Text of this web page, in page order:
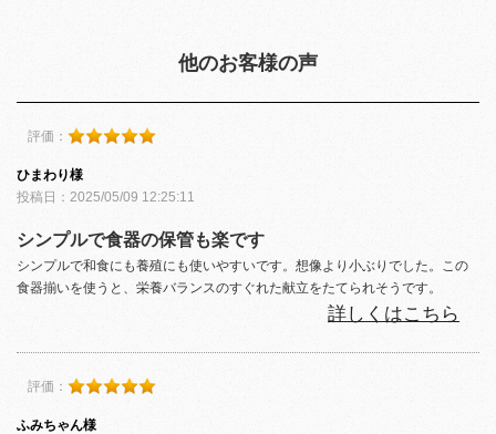
他のお客様の声
評価：
ひまわり様
投稿日：2025/05/09 12:25:11
シンプルで食器の保管も楽です
シンプルで和食にも養殖にも使いやすいです。想像より小ぶりでした。この
食器揃いを使うと、栄養バランスのすぐれた献立をたてられそうです。
詳しくはこちら
評価：
ふみちゃん様